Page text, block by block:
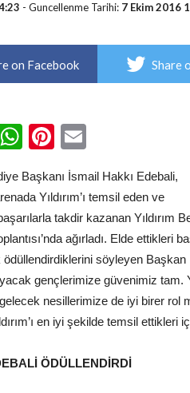
- Guncellenme Tarihi: 7 Ekim 2016
on Facebook Share
TwitterWhatsApp
Pinterest
Başkanı İsmail Hakkı Edebali,
Yıldırım’ı temsil eden ve
takdir kazanan Yıldırım
ağırladı. Elde ettikleri
söyleyen Başkan
gençlerimize güvenimiz tam.
nesillerimize de iyi birer rol
en iyi şekilde temsil
ÖDÜLLENDİRDİ